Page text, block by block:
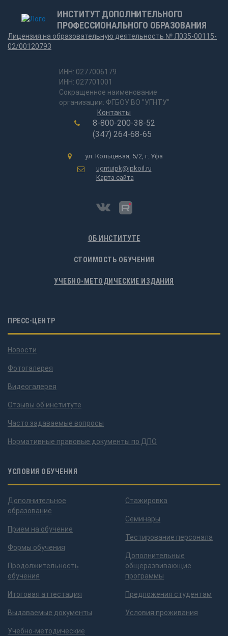
ИНСТИТУТ ДОПОЛНИТЕЛЬНОГО
ПРОФЕССИОНАЛЬНОГО ОБРАЗОВАНИЯ
Лицензия на образовательную деятельность № Л035-00115-
02/00120793
ИНН: 0277006179
ИНН: 027701001
Сокращенное наименование
организации: ФГБОУ ВО "УГНТУ"
Контакты
8-800-200-38-52
(347) 264-68-65
ул. Кольцевая, 5/2, г. Уфа
ugntuipk@ipkoil.ru
Карта сайта
ОБ ИНСТИТУТЕ
СТОИМОСТЬ ОБУЧЕНИЯ
УЧЕБНО-МЕТОДИЧЕСКИЕ ИЗДАНИЯ
ПРЕСС-ЦЕНТР
Новости
Фотогалерея
Видеогалерея
Отзывы об институте
Часто задаваемые вопросы
Нормативные правовые документы по ДПО
УСЛОВИЯ ОБУЧЕНИЯ
Дополнительное
образование
Прием на обучение
Формы обучения
Продолжительность
обучения
Итоговая аттестация
Выдаваемые документы
Учебно-методические
Стажировка
Семинары
Тестирование персонала
Дополнительные
общеразвивающие
программы
Предложения студентам
Условия проживания